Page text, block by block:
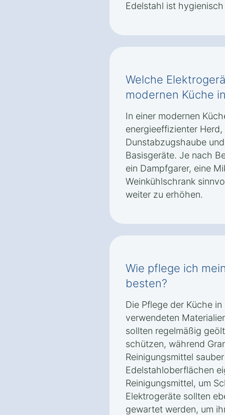
Edelstahl ist
Welche
modernen Küche
In einer modernen
energieeffizienter
Dunstabzugshaube
Basisgeräte. Je nach
ein Dampfgarer, eine
Weinkühlschrank
weiter zu erhöhen.
Wie pflege ich
besten?
Die Pflege der Küche
verwendeten
sollten regelmäßig
schützen, während
Reinigungsmittel
Edelstahloberflächen
Reinigungsmittel, um
Elektrogeräte sollten
gewartet werden, um